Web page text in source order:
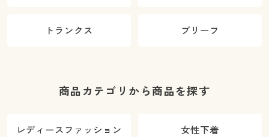
トランクス ブリーフ
商品カテゴリから商品を探す
レディースファッション 女性下着